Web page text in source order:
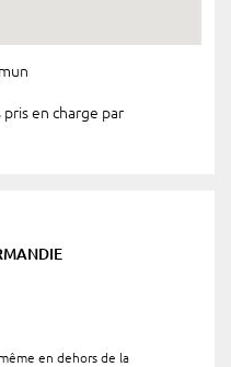
en charge par
en dehors de la